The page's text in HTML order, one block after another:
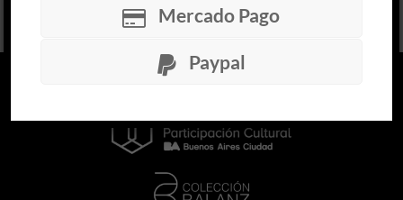
Mercado Pago
Paypal